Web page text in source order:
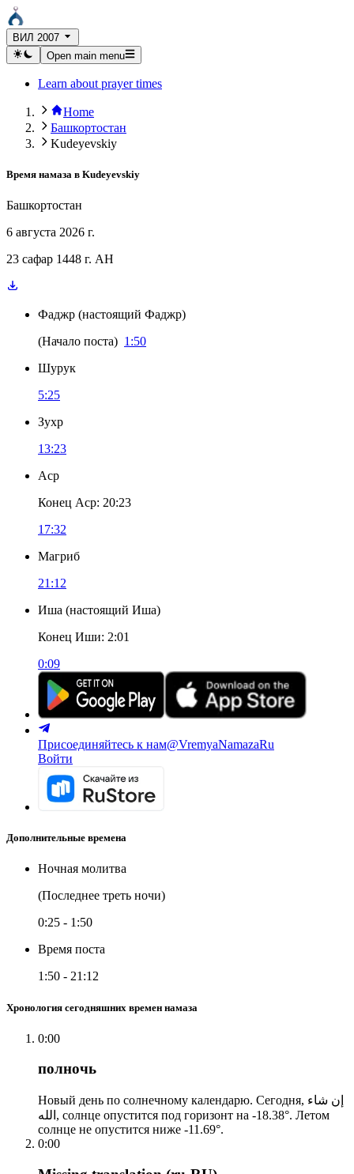
ВИЛ 2007
Open main menu
Learn about prayer times
Home
Башкортостан
Kudeyevskiy
Время намаза в Kudeyevskiy
Башкортостан
6 августа 2026 г.
23 сафар 1448 г. AH
Фаджр (настоящий Фаджр)
(Начало поста) 1:50
Шурук
5:25
Зухр
13:23
Аср
Конец Аср: 20:23
17:32
Магриб
21:12
Иша (настоящий Иша)
Конец Иши: 2:01
0:09
Присоединяйтесь к нам@VremyaNamazaRu
Войти
Дополнительные времена
Ночная молитва
(Последнее треть ночи)
0:25 - 1:50
Время поста
1:50 - 21:12
Хронология сегодняшних времен намаза
0:00
полночь
Новый день по солнечному календарю. Сегодня, إن شاء
الله, солнце опустится под горизонт на -18.38°. Летом
солнце не опустится ниже -11.69°.
0:00